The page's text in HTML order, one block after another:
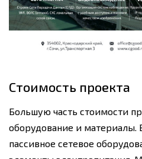
Стоимость проекта
Большую часть стоимости
оборудование и материалы.
пассивное сетевое